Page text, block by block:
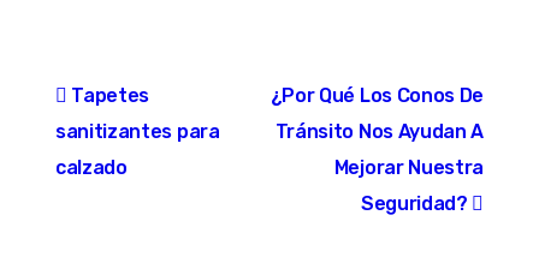
de
entradas
Tapetes
sanitizantes para
calzado
¿Por Qué Los Conos De
Tránsito Nos Ayudan A
Mejorar Nuestra
Seguridad?